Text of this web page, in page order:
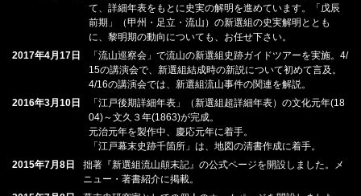
て、詳細年表をもとに史実の解明を進めています。「戊辰
前期」（甲州・足立・流山）の新選組の史実解明ととも
に、黎明期の動向についても、お任せ下さい。
2017年4月17日
「流山巡察会」で流山の新選組史跡ガイドツアーを実施。4/
15の講演会で、新選組結成時の新説について初めて言及。
4/16の講演会では、新選組流山事件の関連を解説。
2016年3月10日
「江戸後期詳細年表」（新選組超詳細年表）の文化元年(18
04)～文久３年(1863)が完成。
元治元年を製作中、慶応元年に着手。
「江戸幕末史跡千箇所」は、地図の清書作成に着手。
2015年7月8日
拙著『新選組流山顛末記』の公式ページを開設しました。メ
ニュー・著書紹介に掲載。